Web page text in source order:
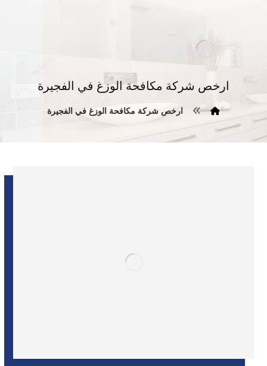
ارخص شركة مكافحة الوزغ في الفجيرة
ارخص شركة مكافحة الوزغ في الفجيرة